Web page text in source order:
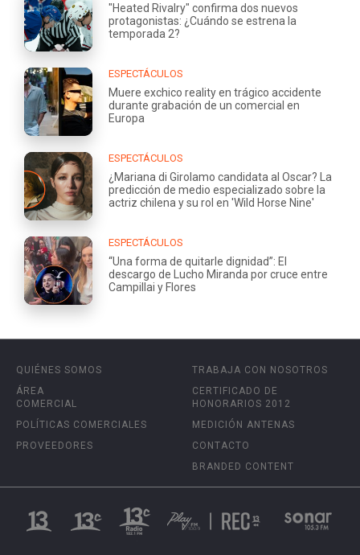
"Heated Rivalry" confirma dos nuevos
protagonistas: ¿Cuándo se estrena la
temporada 2?
ESPECTÁCULOS
Muere exchico reality en trágico accidente
durante grabación de un comercial en
Europa
ESPECTÁCULOS
¿Mariana di Girolamo candidata al Oscar? La
predicción de medio especializado sobre la
actriz chilena y su rol en 'Wild Horse Nine'
ESPECTÁCULOS
“Una forma de quitarle dignidad”: El
descargo de Lucho Miranda por cruce entre
Campillai y Flores
QUIÉNES SOMOS
ÁREA
COMERCIAL
POLÍTICAS COMERCIALES
PROVEEDORES
TRABAJA CON NOSOTROS
CERTIFICADO DE
HONORARIOS 2012
MEDICIÓN ANTENAS
CONTACTO
BRANDED CONTENT